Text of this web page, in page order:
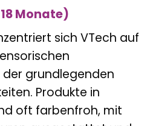
Monate)
sich VTech auf
grundlegenden
Produkte in
oft farbenfroh, mit